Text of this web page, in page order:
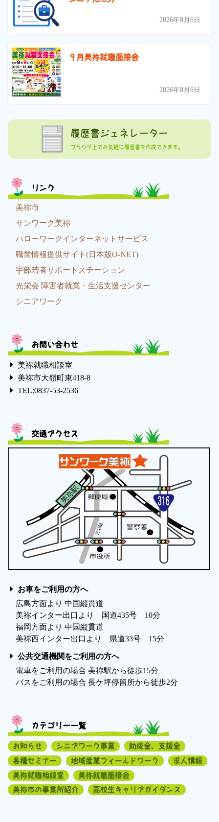
2026年8月6日
９月美祢就職面接会
2026年8月6日
履歴書ジェネレーター
ブラウザ上でお気軽に履歴書を作成できます。
リンク
美祢市
サンワーク美祢
ハローワークインターネットサービス
職業情報提供サイト(日本版O-NET)
宇部若者サポートステーション
光栄会 障害者就業・生活支援センター
シニアワーク
お問い合わせ
美祢就職相談室
美祢市大嶺町東418-8
TEL:0837-53-2536
交通アクセス
お車をご利用の方へ
広島方面より 中国縦貫道
美祢インター出口より 国道435号 10分
福岡方面より 中国縦貫道
美祢西インター出口より 県道33号 15分
公共交通機関をご利用の方へ
電車をご利用の場合 美祢駅から徒歩15分
バスをご利用の場合 長ケ坪停留所から徒歩2分
カテゴリー一覧
お知らせ シニアワーク事業
助成金、支援金
各種セミナー
地域産業フィールドワーク
求人情報
美祢就職相談室
美祢就職面接会
美祢市の事業所紹介
高校生キャリアガイダンス